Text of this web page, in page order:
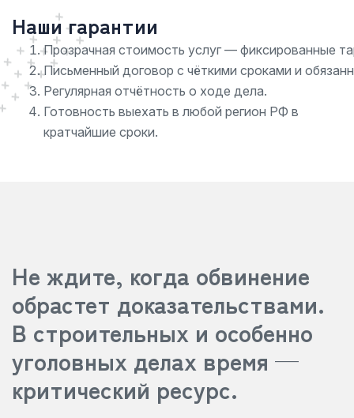
Наши гарантии
Прозрачная стоимость услуг — фиксированные
Письменный договор с чёткими сроками и
Регулярная отчётность о ходе дела.
Готовность выехать в любой регион РФ в
кратчайшие сроки.
Не ждите, когда обвинение
обрастет доказательствами.
В строительных и особенно
уголовных делах время —
критический ресурс.